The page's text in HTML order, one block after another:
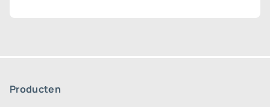
Producten